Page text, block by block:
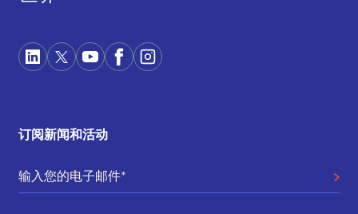
订阅新闻和活动